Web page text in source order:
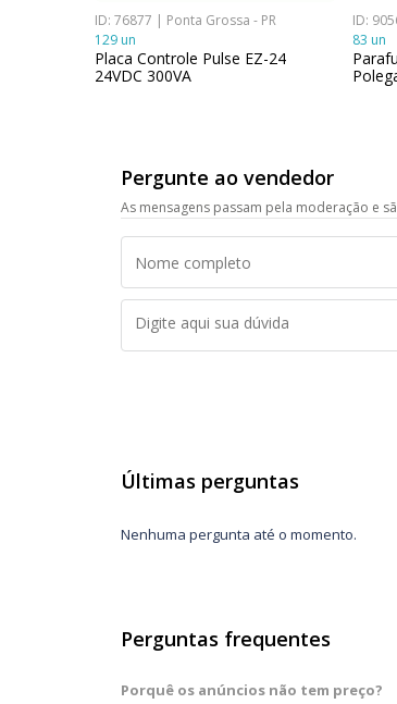
ID: 76877 | Ponta Grossa - PR
129 un
Placa Controle Pulse EZ-24
24VDC 300VA
ID:
83 un
Pergunte ao vendedor
As mensagens passam pela moderação e
Últimas perguntas
Nenhuma pergunta até o momento.
Perguntas frequentes
Porquê os anúncios não tem preço?